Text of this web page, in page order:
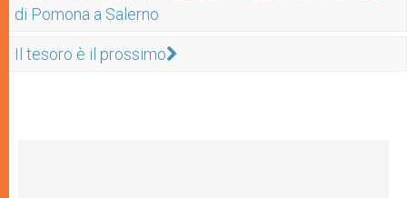
di Pomona a Salerno
Il tesoro è il prossimo